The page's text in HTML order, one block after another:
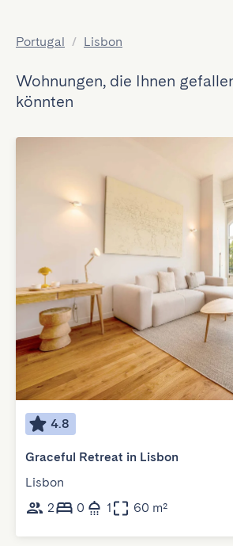
Portugal / Lisbon
Wohnungen, die Ihnen
könnten
4.8
Graceful Retreat in Lisbon
Lisbon
2
0 1 60 m²